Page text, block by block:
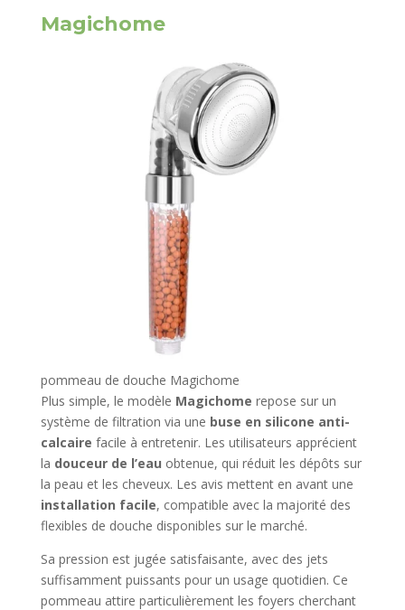
Magichome
pommeau de douche Magichome
Plus simple, le modèle Magichome repose sur un
système de filtration via une buse en silicone anti-
calcaire facile à entretenir. Les utilisateurs apprécient
la douceur de l’eau obtenue, qui réduit les dépôts sur
la peau et les cheveux. Les avis mettent en avant une
installation facile, compatible avec la majorité des
flexibles de douche disponibles sur le marché.
Sa pression est jugée satisfaisante, avec des jets
suffisamment puissants pour un usage quotidien. Ce
pommeau attire particulièrement les foyers cherchant